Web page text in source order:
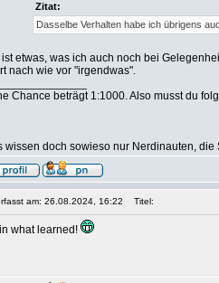
Zitat:
Dasselbe Verhalten habe ich übrigens
ist etwas, was ich auch noch bei
nach wie vor "irgendwas".
Chance beträgt 1:1000. Also musst du
wissen doch sowieso nur Nerdinauten,
am: 26.08.2024, 16:22 Titel:
what learned!